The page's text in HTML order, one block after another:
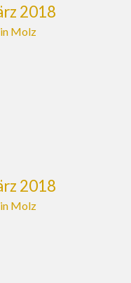
2018
Molz
2018
Molz